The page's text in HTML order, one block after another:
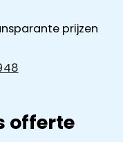
prijzen
offerte